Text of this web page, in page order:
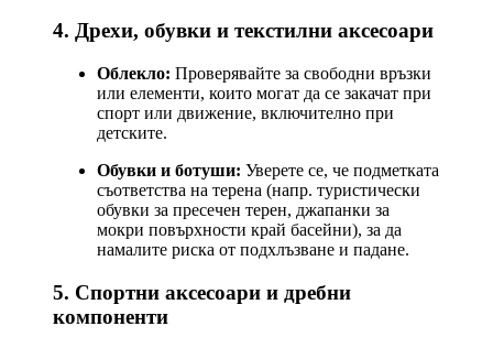
4. Дрехи, обувки и текстилни аксесоари
Облекло: Проверявайте за свободни връзки
или елементи, които могат да се закачат при
спорт или движение, включително при
детските.
Обувки и ботуши: Уверете се, че подметката
съответства на терена (напр. туристически
обувки за пресечен терен, джапанки за
мокри повърхности край басейни), за да
намалите риска от подхлъзване и падане.
5. Спортни аксесоари и дребни
компоненти